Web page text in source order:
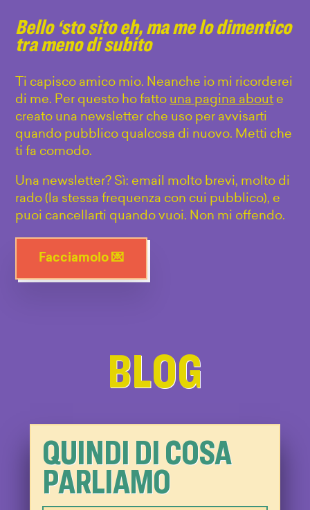
Bello ‘sto sito eh, ma me lo dimentico
tra meno di subito
Ti capisco amico mio. Neanche io mi ricorderei
di me. Per questo ho fatto una pagina about e
creato una newsletter che uso per avvisarti
quando pubblico qualcosa di nuovo. Metti che
ti fa comodo.
Una newsletter? Sì: email molto brevi, molto di
rado (la stessa frequenza con cui pubblico), e
puoi cancellarti quando vuoi. Non mi offendo.
Facciamolo 💌
BLOG
QUINDI DI COSA
PARLIAMO